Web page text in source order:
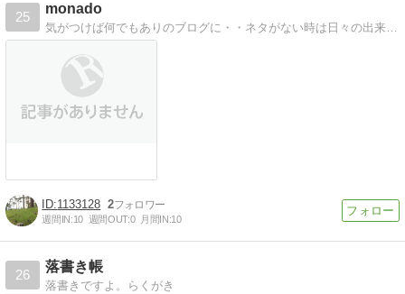
25
monado
気がつけば何でもありのブログに・・ネタがない時は日々の出来事をぼやいております。
1133128 2
週間IN:10 週間OUT:0 月間IN:10
26
落書き帳
落書きですよ。らくがき